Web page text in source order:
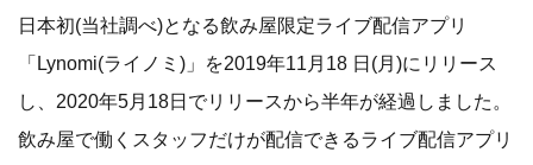
日本初(当社調べ)となる飲み屋限定ライブ配信アプリ
「Lynomi(ライノミ)」を2019年11月18 日(月)にリリース
し、2020年5月18日でリリースから半年が経過しました。
飲み屋で働くスタッフだけが配信できるライブ配信アプリ